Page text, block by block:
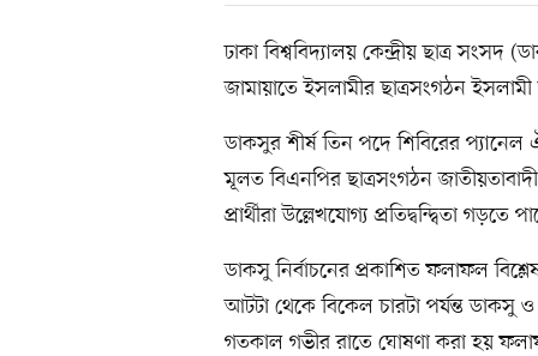
ঢাকা বিশ্ববিদ্যালয় কেন্দ্রীয় ছাত্র
জামায়াতে ইসলামীর ছাত্রসংগঠন ইসলামী
ডাকসুর শীর্ষ তিন পদে শিবিরের প্যানেল
মূলত বিএনপির ছাত্রসংগঠন
প্রার্থীরা উল্লেখযোগ্য প্রতিদ্বন্দ্বিতা গড়তে
ডাকসু নির্বাচনের প্রকাশিত ফলাফল
আটটা থেকে বিকেল চারটা পর্যন্ত ডাকসু
গতকাল গভীর রাতে ঘোষণা করা হয়